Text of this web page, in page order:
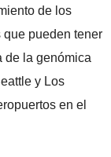
de los
pueden tener
de la genómica
y Los
en el